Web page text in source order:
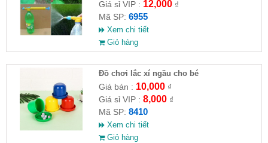
Giá sỉ VIP : 12,000₫
Mã SP: 6955
Xem chi tiết
Giỏ hàng
Đồ chơi lắc xí ngầu cho bé
Giá bán : 10,000₫
Giá sỉ VIP : 8,000₫
Mã SP: 8410
Xem chi tiết
Giỏ hàng